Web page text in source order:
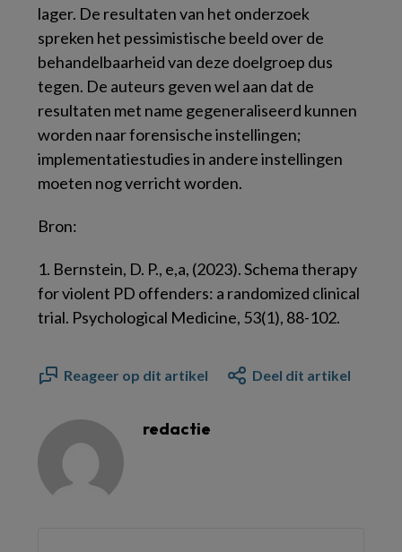
lager. De resultaten van het onderzoek
spreken het pessimistische beeld over de
behandelbaarheid van deze doelgroep dus
tegen. De auteurs geven wel aan dat de
resultaten met name gegeneraliseerd kunnen
worden naar forensische instellingen;
implementatiestudies in andere instellingen
moeten nog verricht worden.
Bron:
1. Bernstein, D. P., e,a, (2023). Schema therapy
for violent PD offenders: a randomized clinical
trial. Psychological Medicine, 53(1), 88-102.
Reageer op dit artikel Deel dit artikel
redactie